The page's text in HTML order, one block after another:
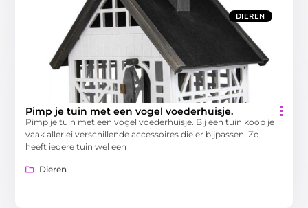
DIEREN
Pimp je tuin met een vogel voederhuisje.
Pimp je tuin met een vogel voederhuisje. Bij een tuin koop je
vaak allerlei verschillende accessoires die er bijpassen. Zo
heeft iedere tuin wel een
Dieren